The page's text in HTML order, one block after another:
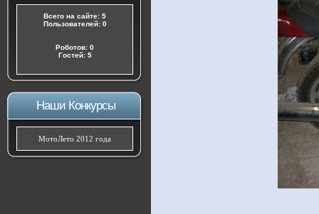
Всего на сайте: 5
Пользователей: 0
Роботов: 0
Гостей: 5
Наши Конкурсы
МотоЛето 2012 года